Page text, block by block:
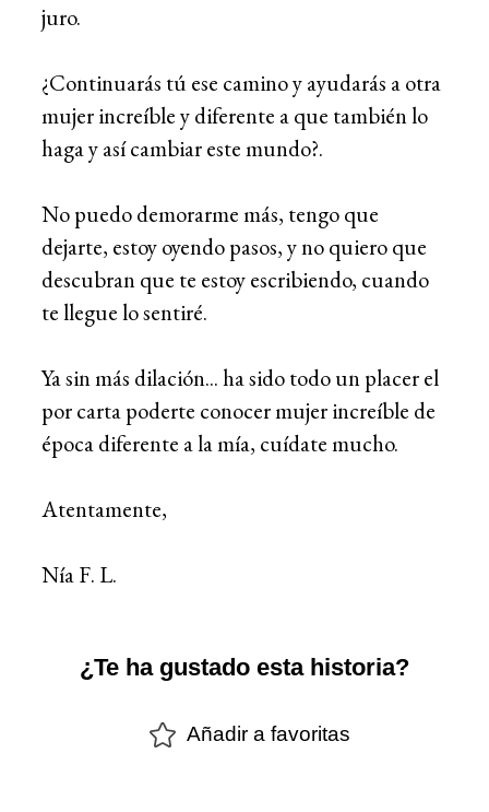
juro.
¿Continuarás tú ese camino y ayudarás a otra
mujer increíble y diferente a que también lo
haga y así cambiar este mundo?.
No puedo demorarme más, tengo que
dejarte, estoy oyendo pasos, y no quiero que
descubran que te estoy escribiendo, cuando
te llegue lo sentiré.
Ya sin más dilación... ha sido todo un placer el
por carta poderte conocer mujer increíble de
época diferente a la mía, cuídate mucho.
Atentamente,
Nía F. L.
¿Te ha gustado esta historia?
Añadir a favoritas